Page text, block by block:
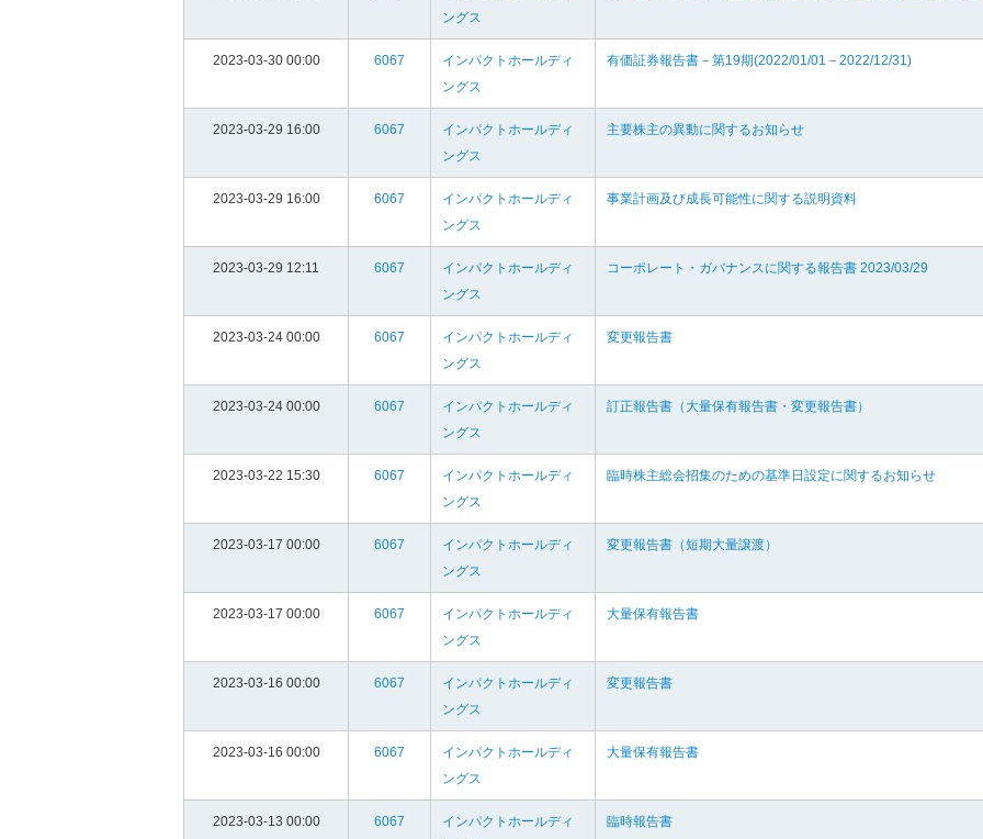
ングス
2023-03-30 00:00 6067
インパクトホールディ
ングス
有価証券報告書－第19期(2022/01/01－2022/12/31)
2023-03-29 16:00 6067
インパクトホールディ
ングス
主要株主の異動に関するお知らせ
2023-03-29 16:00 6067
インパクトホールディ
ングス
事業計画及び成長可能性に関する説明資料
2023-03-29 12:11 6067
インパクトホールディ
ングス
コーポレート・ガバナンスに関する報告書 2023/03/29
2023-03-24 00:00 6067
インパクトホールディ
ングス
変更報告書
2023-03-24 00:00 6067
インパクトホールディ
ングス
訂正報告書（大量保有報告書・変更報告書）
2023-03-22 15:30 6067
インパクトホールディ
ングス
臨時株主総会招集のための基準日設定に関するお知らせ
2023-03-17 00:00 6067
インパクトホールディ
ングス
変更報告書（短期大量譲渡）
2023-03-17 00:00 6067
インパクトホールディ
ングス
大量保有報告書
2023-03-16 00:00 6067
インパクトホールディ
ングス
変更報告書
2023-03-16 00:00 6067
インパクトホールディ
ングス
大量保有報告書
2023-03-13 00:00 6067
インパクトホールディ
臨時報告書